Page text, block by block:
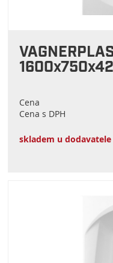
Cena
Cena s DPH
skladem u dodavatele